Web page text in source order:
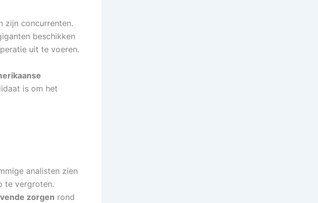
zijn concurrenten.
beschikken
uit te voeren.
is om het
analisten zien
te vergroten.
zorgen rond